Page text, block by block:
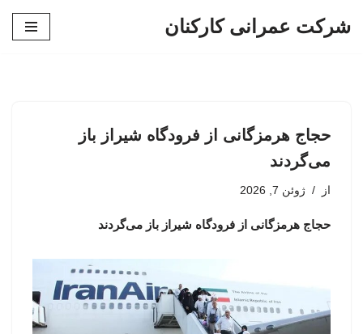
شرکت عمرانی کارکنان
حجاج هرمزگانی از فرودگاه شیراز باز
می‌گردند
از ژوئن 7, 2026
حجاج هرمزگانی از فرودگاه شیراز باز می‌گردند